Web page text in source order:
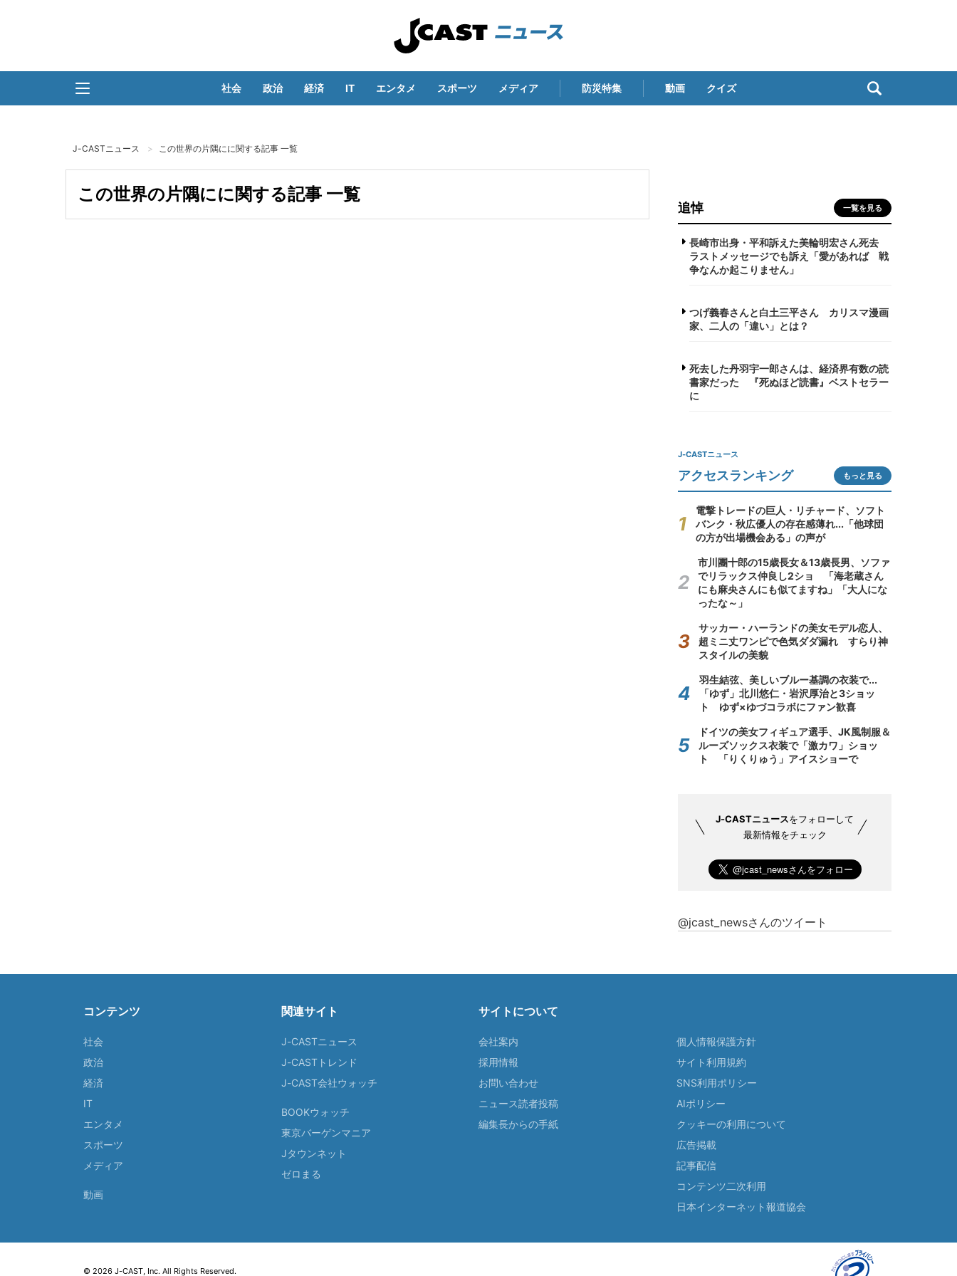
社会 政治 経済 IT エンタメ スポーツ メディア 防災特集 動画 クイズ
J-CASTニュース この世界の片隅にに関する記事 一覧
この世界の片隅にに関する記事 一覧
追悼 一覧を見る
長崎市出身・平和訴えた美輪明宏さん死去
ラストメッセージでも訴え「愛があれば 戦
争なんか起こりません」
つげ義春さんと白土三平さん カリスマ漫画
家、二人の「違い」とは？
死去した丹羽宇一郎さんは、経済界有数の読
書家だった 『死ぬほど読書』ベストセラー
に
J-CASTニュース
アクセスランキング もっと見る
電撃トレードの巨人・リチャード、ソフト
バンク・秋広優人の存在感薄れ...「他球団
の方が出場機会ある」の声が
市川團十郎の15歳長女＆13歳長男、ソファ
でリラックス仲良し2ショ 「海老蔵さん
にも麻央さんにも似てますね」「大人にな
ったな～」
サッカー・ハーランドの美女モデル恋人、
超ミニ丈ワンピで色気ダダ漏れ すらり神
スタイルの美貌
羽生結弦、美しいブルー基調の衣装で...
「ゆず」北川悠仁・岩沢厚治と3ショッ
ト ゆず×ゆづコラボにファン歓喜
ドイツの美女フィギュア選手、JK風制服＆
ルーズソックス衣装で「激カワ」ショッ
ト 「りくりゅう」アイスショーで
J-CASTニュースをフォローして
最新情報をチェック
@jcast_newsさんのツイート
コンテンツ
社会
政治
経済
IT
エンタメ
スポーツ
メディア
動画
関連サイト
J-CASTニュース
J-CASTトレンド
J-CAST会社ウォッチ
BOOKウォッチ
東京バーゲンマニア
Jタウンネット
ゼロまる
サイトについて
会社案内
採用情報
お問い合わせ
ニュース読者投稿
編集長からの手紙
個人情報保護方針
サイト利用規約
SNS利用ポリシー
AIポリシー
クッキーの利用について
広告掲載
記事配信
コンテンツ二次利用
日本インターネット報道協会
© 2026 J-CAST, Inc. All Rights Reserved.